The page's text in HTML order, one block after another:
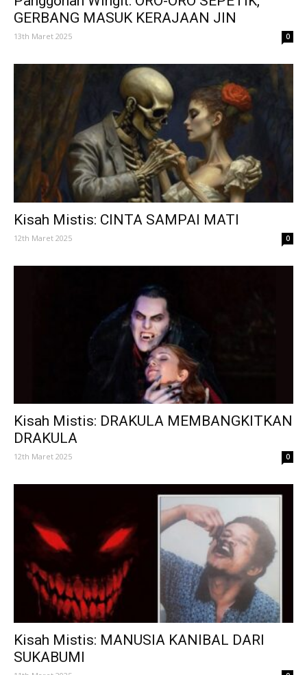
GERBANG MASUK KERAJAAN JIN
13th Maret 2025 0
Kisah Mistis: CINTA SAMPAI MATI
12th Maret 2025 0
Kisah Mistis: DRAKULA MEMBANGKITKAN
DRAKULA
12th Maret 2025 0
Kisah Mistis: MANUSIA KANIBAL DARI
SUKABUMI